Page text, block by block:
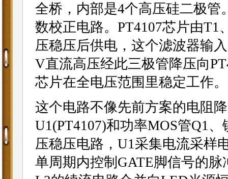
全桥，内部是4个高压硅二极管
数校正电路。PT4107芯片由T1
压稳压后供电，这个滤波器输
V直流高压经此三极管降压向
芯片在全电压范围里稳定工作。
这个电路不像先前方案的电阻
U1(PT4107)和功率MOS管Q1
压稳压电路，U1采集电流采样
单周期内控制GATE脚信号的